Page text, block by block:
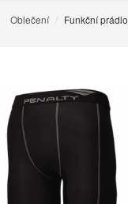
Oblečení Funkční prádlo